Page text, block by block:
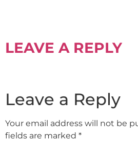
LEAVE A REPLY
Leave a Reply
Your email address will not be
fields are marked *